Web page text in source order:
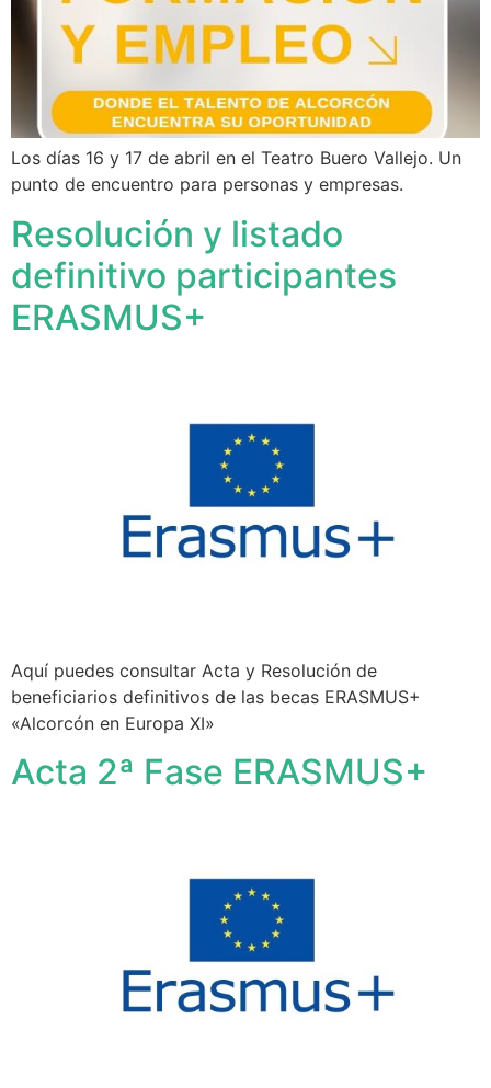
Los días 16 y 17 de abril en el Teatro Buero Vallejo. Un
punto de encuentro para personas y empresas.
Resolución y listado
definitivo participantes
ERASMUS+
Aquí puedes consultar Acta y Resolución de
beneficiarios definitivos de las becas ERASMUS+
«Alcorcón en Europa XI»
Acta 2ª Fase ERASMUS+